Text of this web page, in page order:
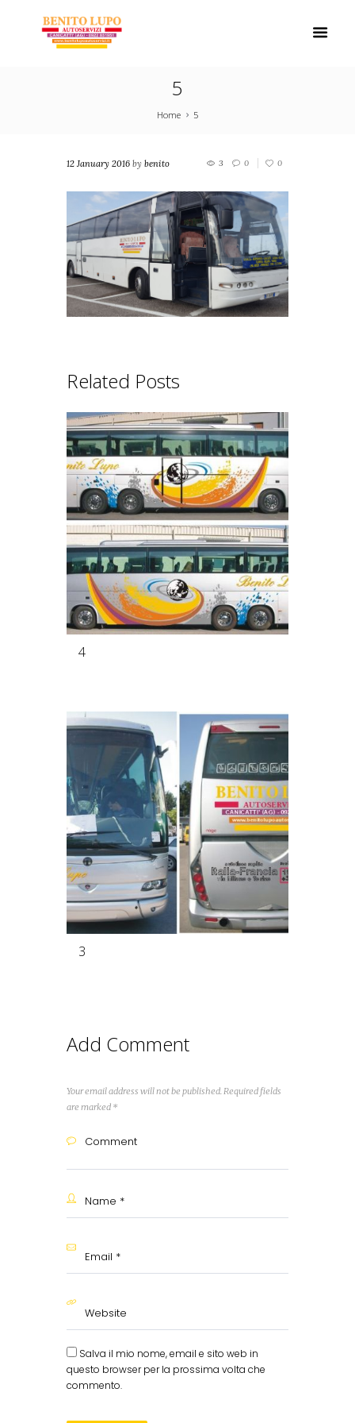
5
Home 5
12 January 2016 by benito 3 0 0
Related Posts
4
3
Add Comment
Your email address will not be published. Required fields
are marked *
Salva il mio nome, email e sito web in
questo browser per la prossima volta che
commento.